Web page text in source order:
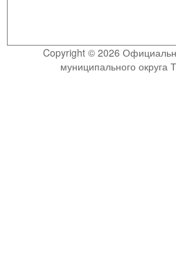
Copyright © 2026
муниципального округа